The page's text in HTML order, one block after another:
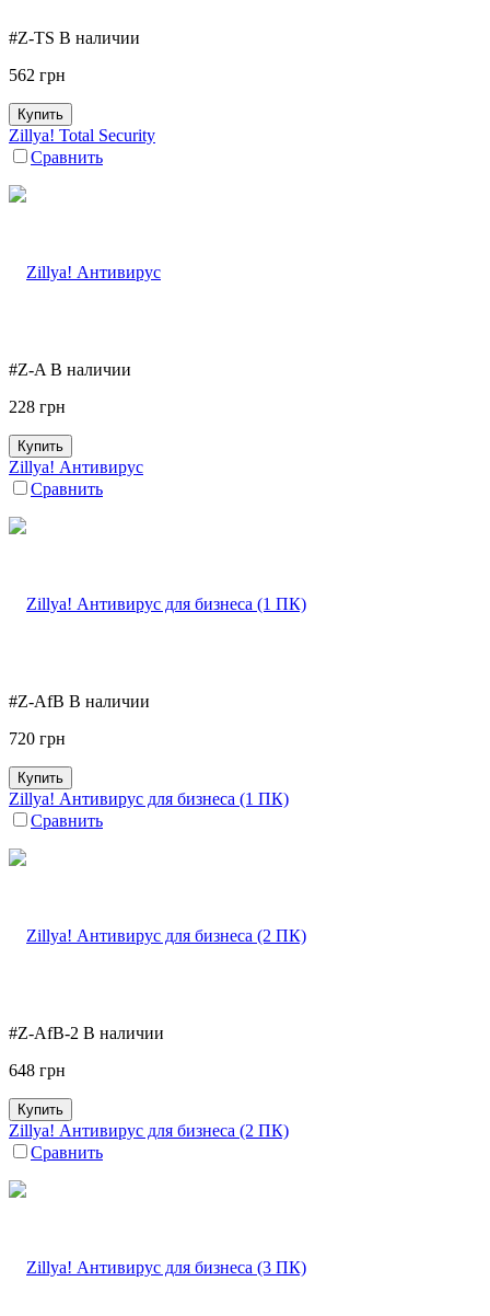
#Z-TS В наличии
562 грн
Купить
Zillya! Total Security
Сравнить
#Z-A В наличии
228 грн
Купить
Zillya! Антивирус
Сравнить
#Z-AfB В наличии
720 грн
Купить
Zillya! Антивирус для бизнеса (1 ПК)
Сравнить
#Z-AfB-2 В наличии
648 грн
Купить
Zillya! Антивирус для бизнеса (2 ПК)
Сравнить